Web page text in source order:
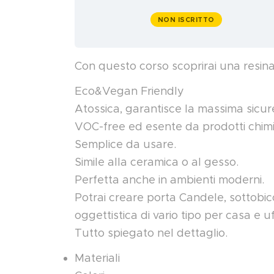
NON ISCRITTO
Con questo corso scoprirai una
Eco&Vegan Friendly
Atossica, garantisce la massima
VOC-free ed esente da prodotti
Semplice da usare.
Simile alla ceramica o al gesso.
Perfetta anche in ambienti moderni.
Potrai creare porta Candele,
oggettistica di vario tipo per casa e
Tutto spiegato nel dettaglio.
Materiali